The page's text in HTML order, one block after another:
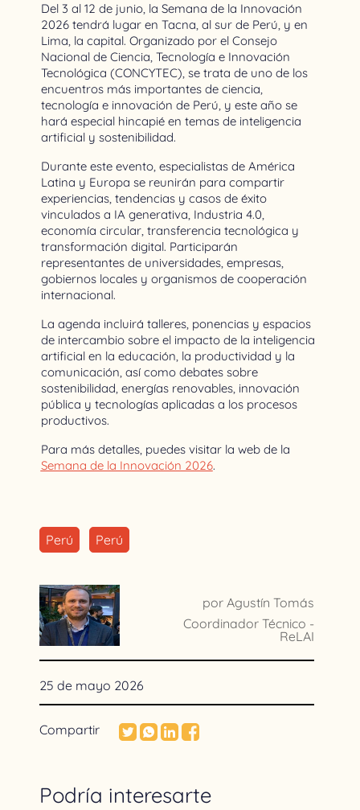
Del 3 al 12 de junio, la Semana de la Innovación
2026 tendrá lugar en Tacna, al sur de Perú, y en
Lima, la capital. Organizado por el Consejo
Nacional de Ciencia, Tecnología e Innovación
Tecnológica (CONCYTEC), se trata de uno de los
encuentros más importantes de ciencia,
tecnología e innovación de Perú, y este año se
hará especial hincapié en temas de inteligencia
artificial y sostenibilidad.
Durante este evento, especialistas de América
Latina y Europa se reunirán para compartir
experiencias, tendencias y casos de éxito
vinculados a IA generativa, Industria 4.0,
economía circular, transferencia tecnológica y
transformación digital. Participarán
representantes de universidades, empresas,
gobiernos locales y organismos de cooperación
internacional.
La agenda incluirá talleres, ponencias y espacios
de intercambio sobre el impacto de la inteligencia
artificial en la educación, la productividad y la
comunicación, así como debates sobre
sostenibilidad, energías renovables, innovación
pública y tecnologías aplicadas a los procesos
productivos.
Para más detalles, puedes visitar la web de la
Semana de la Innovación 2026.
Perú Perú
por Agustín Tomás
Coordinador Técnico -
ReLAI
25 de mayo 2026
Compartir
Podría interesarte